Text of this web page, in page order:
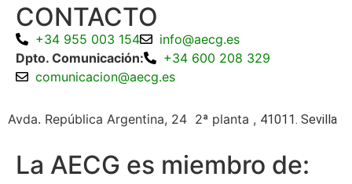
CONTACTO
+34 955 003 154
info@aecg.es
Dpto. Comunicación:
+34 600 208 329
comunicacion@aecg.es
Avda. República Argentina, 24 2ª planta , 41011. Sevilla
La AECG es miembro de: